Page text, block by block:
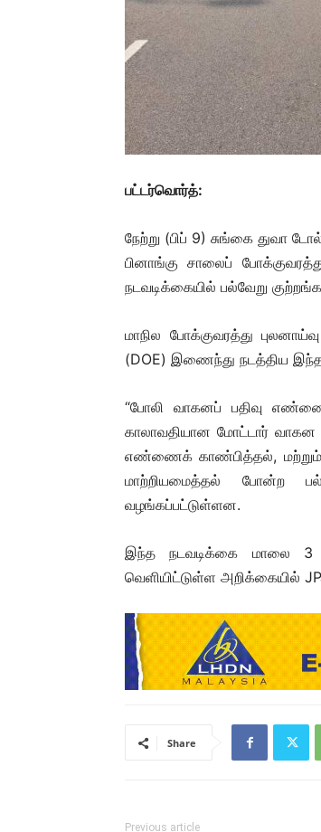
பட்டர்வொர்த்:
நேற்று (பிப் 9) சுங்கை துவா
பினாங்கு சாலைப்
நடவடிக்கையில் பல்வேறு
மாநில போக்குவரத்து
(DOE) இணைந்து நடத்திய
“போலி வாகனப் பதிவு
காலாவதியான மோட்டார் வாகன
எண்ணைக் காண்பித்தல், மற்றும்
மாற்றியமைத்தல் போன்ற
வழங்கப்பட்டுள்ளன.
இந்த நடவடிக்கை மாலை 3
வெளியிட்டுள்ள அறிக்கையில்
Share
Previous article